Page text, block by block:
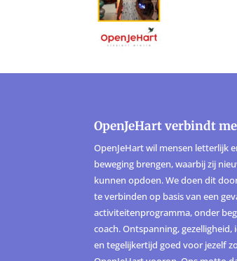
OpenJeHart verbindt
OpenJeHart wil mensen letterlijk
beweging brengen, waarbij zij
kunnen opdoen. We doen dit
te verbinden op basis van een
activiteitenprogramma, onder
coach. Ontspanning, gezelligheid,
en tegelijkertijd goed voor jezelf